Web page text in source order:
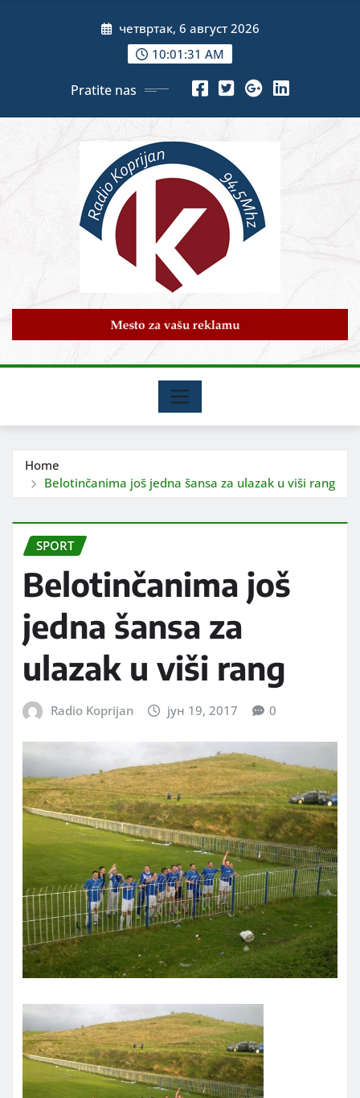
четвртак, 6 август 2026
10:01:33 AM
Pratite nas
Home
Belotinčanima još jedna šansa za ulazak u viši rang
SPORT
Belotinčanima još
jedna šansa za
ulazak u viši rang
Radio Koprijan јун 19, 2017 0